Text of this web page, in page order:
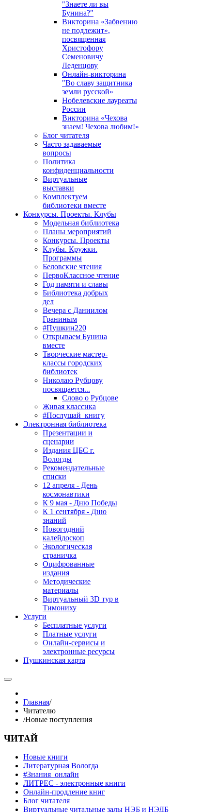
"Знаете ли вы
Бунина?"
Викторина «Забвению
не подлежит»,
посвященная
Христофору
Семеновичу
Леденцову
Онлайн-викторина
"Во славу защитника
земли русской»
Нобелевские лауреаты
России
Викторина «Чехова
знаем! Чехова любим!»
Блог читателя
Часто задаваемые
вопросы
Политика
конфиденциальности
Виртуальные
выставки
Комплектуем
библиотеки вместе
Конкурсы. Проекты. Клубы
Модельная библиотека
Планы мероприятий
Конкурсы. Проекты
Клубы. Кружки.
Программы
Беловские чтения
ПервоКлассное чтение
Год памяти и славы
Библиотека добрых
дел
Вечера с Даниилом
Граниным
#Пушкин220
Открываем Бунина
вместе
Творческие мастер-
классы городских
библиотек
Николаю Рубцову
посвящается...
Слово о Рубцове
Живая классика
#Послушай_книгу
Электронная библиотека
Презентации и
сценарии
Издания ЦБС г.
Вологды
Рекомендательные
списки
12 апреля - День
космонавтики
К 9 мая - Дню Победы
К 1 сентября - Дню
знаний
Новогодний
калейдоскоп
Экологическая
страничка
Оцифрованные
издания
Методические
материалы
Виртуальный 3D тур в
Тимониху
Услуги
Бесплатные услуги
Платные услуги
Онлайн-сервисы и
электронные ресурсы
Пушкинская карта
Главная/
Читателю
/Новые поступления
ЧИТАЙ
Новые книги
Литературная Вологда
#Знания_онлайн
ЛИТРЕС - электронные книги
Онлайн-продление книг
Блог читателя
Виртуальные читальные залы НЭБ и НЭДБ